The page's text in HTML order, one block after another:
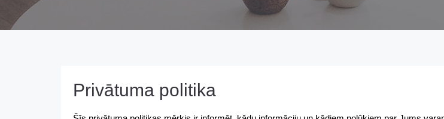
Privātuma politika